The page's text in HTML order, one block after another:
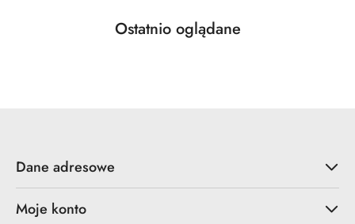
Pomiń karuzelę produktów
Produkty
Ostatnio oglądane
Dane adresowe
Moje konto